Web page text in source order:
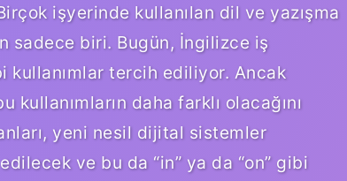
işyerinde kullanılan dil ve yazışma
sadece biri. Bugün, İngilizce iş
kullanımlar tercih ediliyor. Ancak
daha farklı olacağını
yeni nesil dijital sistemler
ve bu da “in” ya da “on” gibi